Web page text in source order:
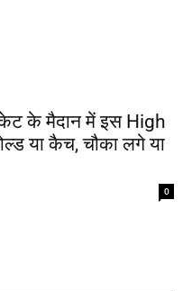
के मैदान में इस High
या कैच, चौका लगे या
0